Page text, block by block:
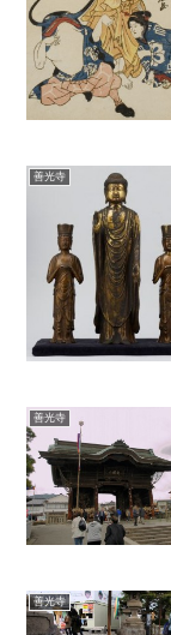
善光寺
善光寺
善光寺